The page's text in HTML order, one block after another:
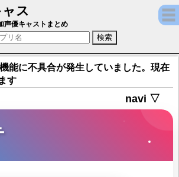
ス
声優：朝日奈優)【ドラゴン＆ガー
声優キャストまとめ
能に不具合が発生していました。現在
す
navi ▽